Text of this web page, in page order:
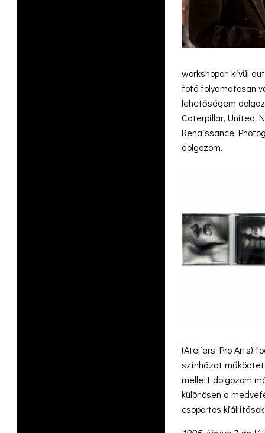
workshopon kívül
fotó folyamatosan
lehetőségem
Caterpillar, United
Renaissance
dolgozom.
(Ateliers Pro Arts)
színházat
mellett dolgozom
különösen a
csoportos